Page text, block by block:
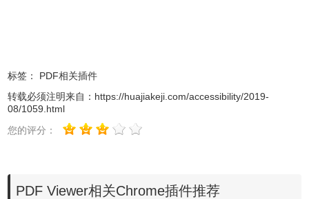
2.最新版本的chrome浏览器直接拖放安装时会出现“程序包无
后即可使用。
标签：
PDF相关插件
转载必须注明来自： https://huajiakeji.com/accessibility/2019-
08/1059.html
您的评分：
PDF Viewer相关Chrome插件推荐